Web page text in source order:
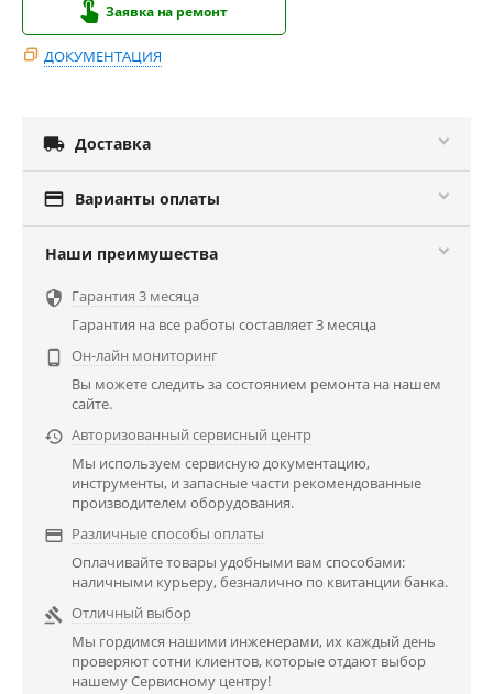
Заявка на ремонт
ДОКУМЕНТАЦИЯ
 Доставка
 Варианты оплаты
Наши преимушества
 Гарантия 3 месяца
Гарантия на все работы составляет 3 месяца

Он-лайн мониторинг
Вы можете следить за состоянием ремонта на нашем
сайте.
 Авторизованный сервисный центр
Мы используем сервисную документацию,
инструменты, и запасные части рекомендованные
производителем оборудования.
 Различные способы оплаты
Оплачивайте товары удобными вам способами:
наличными курьеру, безналично по квитанции банка.
 Отличный выбор
Мы гордимся нашими инженерами, их каждый день
проверяют сотни клиентов, которые отдают выбор
нашему Сервисному центру!